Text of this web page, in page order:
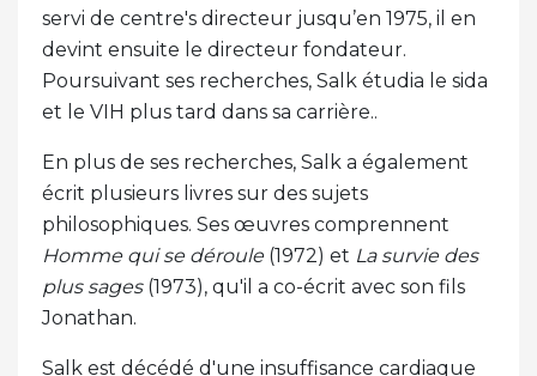
servi de centre's directeur jusqu’en 1975, il en
devint ensuite le directeur fondateur.
Poursuivant ses recherches, Salk étudia le sida
et le VIH plus tard dans sa carrière..
En plus de ses recherches, Salk a également
écrit plusieurs livres sur des sujets
philosophiques. Ses œuvres comprennent
Homme qui se déroule(1972) et La survie des
plus sages(1973), qu'il a co-écrit avec son fils
Jonathan.
Salk est décédé d'une insuffisance cardiaque